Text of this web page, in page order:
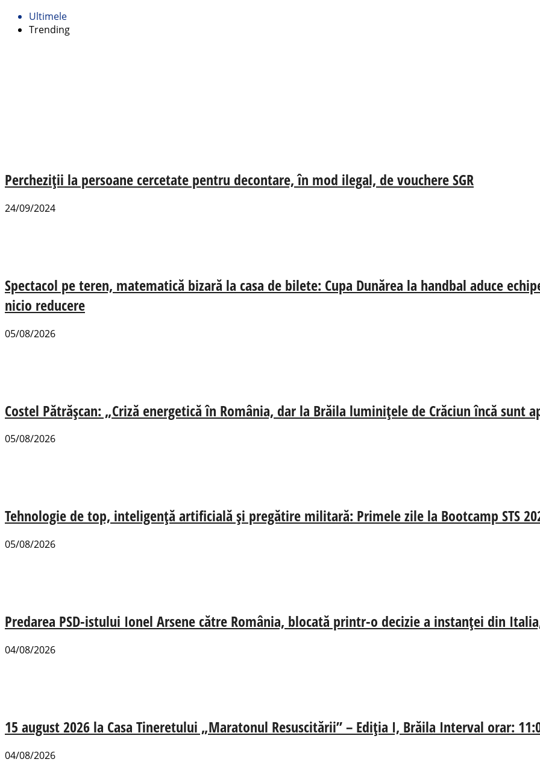
Ultimele
Trending
Percheziții la persoane cercetate pentru decontare, în mod ilegal, de vouchere SGR
24/09/2024
Spectacol pe teren, matematică bizară la casa de bilete: Cupa Dunărea la handbal aduce
nicio reducere
05/08/2026
Costel Pătrășcan: „Criză energetică în România, dar la Brăila luminițele de Crăciun încă sunt
05/08/2026
Tehnologie de top, inteligență artificială și pregătire militară: Primele zile la Bootcamp STS
05/08/2026
Predarea PSD-istului Ionel Arsene către România, blocată printr-o decizie a instanței din
04/08/2026
15 august 2026 la Casa Tineretului „Maratonul Resuscitării” – Ediția I, Brăila Interval orar:
04/08/2026